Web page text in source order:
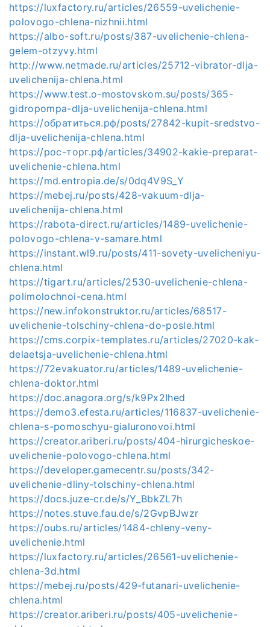
https://luxfactory.ru/articles/26559-uvelichenie-
polovogo-chlena-nizhnii.html
https://albo-soft.ru/posts/387-uvelichenie-chlena-
gelem-otzyvy.html
http://www.netmade.ru/articles/25712-vibrator-dlja-
uvelichenija-chlena.html
https://www.test.o-mostovskom.su/posts/365-
gidropompa-dlja-uvelichenija-chlena.html
https://обратиться.рф/posts/27842-kupit-sredstvo-
dlja-uvelichenija-chlena.html
https://рос-торг.рф/articles/34902-kakie-preparat-
uvelichenie-chlena.html
https://md.entropia.de/s/0dq4V9S_Y
https://mebej.ru/posts/428-vakuum-dlja-
uvelichenija-chlena.html
https://rabota-direct.ru/articles/1489-uvelichenie-
polovogo-chlena-v-samare.html
https://instant.wl9.ru/posts/411-sovety-uvelicheniyu-
chlena.html
https://tigart.ru/articles/2530-uvelichenie-chlena-
polimolochnoi-cena.html
https://new.infokonstruktor.ru/articles/68517-
uvelichenie-tolschiny-chlena-do-posle.html
https://cms.corpix-templates.ru/articles/27020-kak-
delaetsja-uvelichenie-chlena.html
https://72evakuator.ru/articles/1489-uvelichenie-
chlena-doktor.html
https://doc.anagora.org/s/k9Px2Ihed
https://demo3.efesta.ru/articles/116837-uvelichenie-
chlena-s-pomoschyu-gialuronovoi.html
https://creator.ariberi.ru/posts/404-hirurgicheskoe-
uvelichenie-polovogo-chlena.html
https://developer.gamecentr.su/posts/342-
uvelichenie-dliny-tolschiny-chlena.html
https://docs.juze-cr.de/s/Y_BbkZL7h
https://notes.stuve.fau.de/s/2GvpBJwzr
https://oubs.ru/articles/1484-chleny-veny-
uvelichenie.html
https://luxfactory.ru/articles/26561-uvelichenie-
chlena-3d.html
https://mebej.ru/posts/429-futanari-uvelichenie-
chlena.html
https://creator.ariberi.ru/posts/405-uvelichenie-